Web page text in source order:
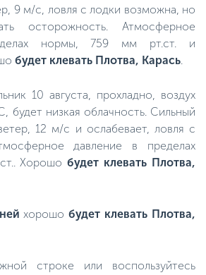
9 м/с, ловля с лодки возможна, но
осторожность. Атмосферное
нормы, 759 мм рт.ст. и
будет клевать Плотва, Карась.
10 августа, прохладно, воздух
будет низкая облачность. Сильный
12 м/с и ослабевает, ловля с
давление в пределах
Хорошобудет клевать Плотва,
хорошобудет клевать Плотва,
строке или воспользуйтесь